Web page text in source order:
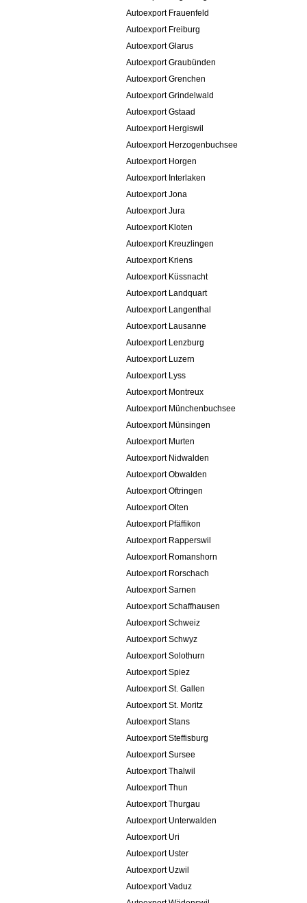
Autoexport Frauenfeld
Autoexport Freiburg
Autoexport Glarus
Autoexport Graubünden
Autoexport Grenchen
Autoexport Grindelwald
Autoexport Gstaad
Autoexport Hergiswil
Autoexport Herzogenbuchsee
Autoexport Horgen
Autoexport Interlaken
Autoexport Jona
Autoexport Jura
Autoexport Kloten
Autoexport Kreuzlingen
Autoexport Kriens
Autoexport Küssnacht
Autoexport Landquart
Autoexport Langenthal
Autoexport Lausanne
Autoexport Lenzburg
Autoexport Luzern
Autoexport Lyss
Autoexport Montreux
Autoexport Münchenbuchsee
Autoexport Münsingen
Autoexport Murten
Autoexport Nidwalden
Autoexport Obwalden
Autoexport Oftringen
Autoexport Olten
Autoexport Pfäffikon
Autoexport Rapperswil
Autoexport Romanshorn
Autoexport Rorschach
Autoexport Sarnen
Autoexport Schaffhausen
Autoexport Schweiz
Autoexport Schwyz
Autoexport Solothurn
Autoexport Spiez
Autoexport St. Gallen
Autoexport St. Moritz
Autoexport Stans
Autoexport Steffisburg
Autoexport Sursee
Autoexport Thalwil
Autoexport Thun
Autoexport Thurgau
Autoexport Unterwalden
Autoexport Uri
Autoexport Uster
Autoexport Uzwil
Autoexport Vaduz